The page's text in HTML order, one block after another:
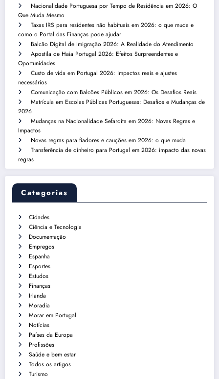
Nacionalidade Portuguesa por Tempo de Residência em 2026: O
Que Muda Mesmo
Taxas IRS para residentes não habituais em 2026: o que muda e
como o Portal das Finanças pode ajudar
Balcão Digital de Imigração 2026: A Realidade do Atendimento
Apostila de Haia Portugal 2026: Efeitos Surpreendentes e
Oportunidades
Custo de vida em Portugal 2026: impactos reais e ajustes
necessários
Comunicação com Balcões Públicos em 2026: Os Desafios Reais
Matrícula em Escolas Públicas Portuguesas: Desafios e Mudanças de
2026
Mudanças na Nacionalidade Sefardita em 2026: Novas Regras e
Impactos
Novas regras para fiadores e cauções em 2026: o que muda
Transferência de dinheiro para Portugal em 2026: impacto das novas
regras
Categorias
Cidades
Ciência e Tecnologia
Documentação
Empregos
Espanha
Esportes
Estudos
Finanças
Irlanda
Moradia
Morar em Portugal
Notícias
Países da Europa
Profissões
Saúde e bem estar
Todos os artigos
Turismo